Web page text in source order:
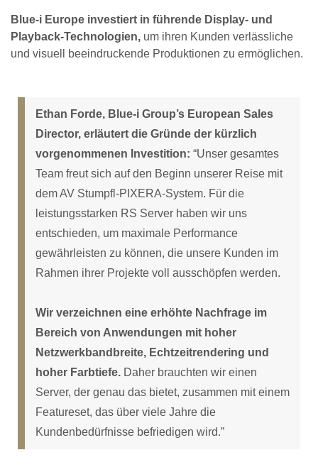
Blue-i Europe investiert in führende Display- und
Playback-Technologien, um ihren Kunden verlässliche
und visuell beeindruckende Produktionen zu ermöglichen.
Ethan Forde, Blue-i Group’s European Sales
Director, erläutert die Gründe der kürzlich
vorgenommenen Investition: “Unser gesamtes
Team freut sich auf den Beginn unserer Reise mit
dem AV Stumpfl-PIXERA-System. Für die
leistungsstarken RS Server haben wir uns
entschieden, um maximale Performance
gewährleisten zu können, die unsere Kunden im
Rahmen ihrer Projekte voll ausschöpfen werden.
Wir verzeichnen eine erhöhte Nachfrage im
Bereich von Anwendungen mit hoher
Netzwerkbandbreite, Echtzeitrendering und
hoher Farbtiefe. Daher brauchten wir einen
Server, der genau das bietet, zusammen mit einem
Featureset, das über viele Jahre die
Kundenbedürfnisse befriedigen wird.”